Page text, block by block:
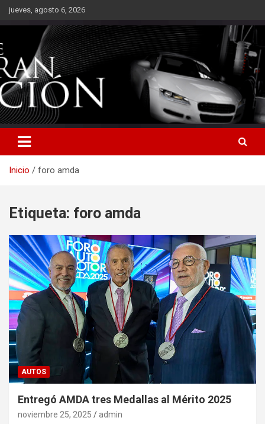
Saltarjueves, agosto 6, 2026
Inicio foro amda
Etiqueta: foro amda
AUTOS
Entregó AMDA tres Medallas al Mérito 2025
noviembre 25, 2025 admin